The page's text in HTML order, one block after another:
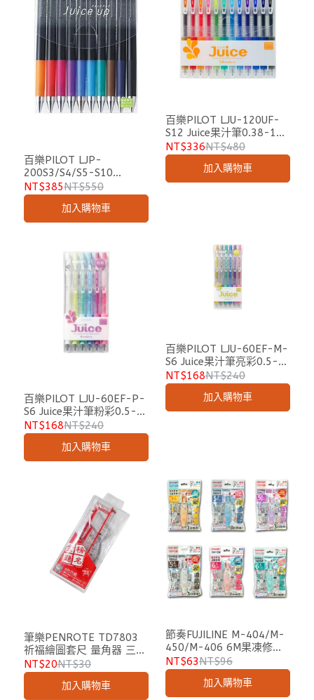
百樂PILOT LJP-
200S3/S4/S5-S10
0.3/0.4/0.5mm超級果汁
筆 10色組
NT$385NT$550
加入購物車
百樂PILOT LJU-120UF-
S12 Juice果汁筆0.38-12
色
NT$336NT$480
加入購物車
百樂PILOT LJU-60EF-P-
S6 Juice果汁筆粉彩0.5-6
色
NT$168NT$240
加入購物車
百樂PILOT LJU-60EF-M-
S6 Juice果汁筆亮彩0.5-6
色
NT$168NT$240
加入購物車
筆樂PENROTE TD7803
祈福繪圖套尺 量角器 三角
板 三角尺 直尺
NT$20NT$30
加入購物車
節奏FUJILINE M-404/M-
450/M-406 6M果凍修正
帶1+2替芯組合包
NT$63NT$96
加入購物車